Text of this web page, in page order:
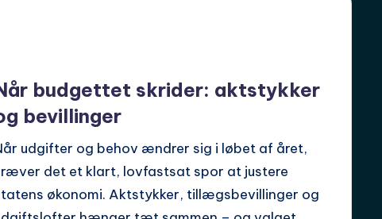
budgettet skrider: aktstykker
bevillinger
udgifter og behov ændrer sig i løbet af året,
det et klart, lovfastsat spor at justere
økonomi. Aktstykker, tillægsbevillinger og